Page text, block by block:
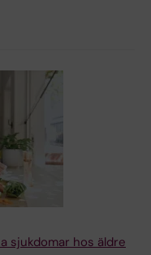
sjukdomar hos äldre